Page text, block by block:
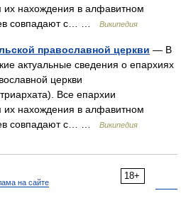
их нахождения в алфавитном
совпадают с… …
Википедия
православной церкви — В
актуальные сведения о епархиях
церкви
Все епархии
их нахождения в алфавитном
совпадают с… …
Википедия
18+
на сайте